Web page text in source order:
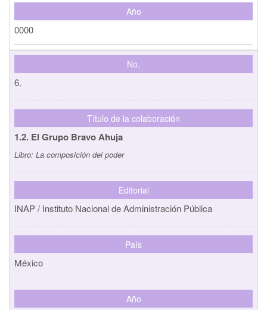
Año
0000
No.
6.
Título de la colaboración
1.2. El Grupo Bravo Ahuja
Libro: La composición del poder
Editorial
INAP / Instituto Nacional de Administración Pública
País
México
Año